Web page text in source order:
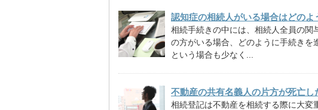
認知症の相続人がいる場合はどのよ
相続手続きの中には、相続人全員の関
の方がいる場合、どのように手続きを
という場合も少なく...
不動産の共有名義人の片方が死亡
相続登記は不動産を相続する際に大変